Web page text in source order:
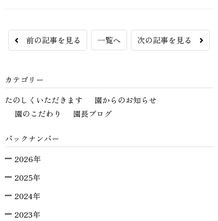
前の記事を見る 一覧へ 次の記事を見る
カテゴリー
たのしくいただきます
園からのお知らせ
園のこだわり
園長ブログ
バックナンバー
2026年
2025年
2024年
2023年